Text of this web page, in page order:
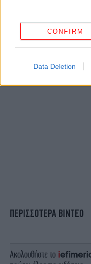
CONFIRM
Data Deletion
ΠΕΡΙΣΣΟΤΕΡΑ ΒΙΝΤΕΟ
Ακολουθήστε το